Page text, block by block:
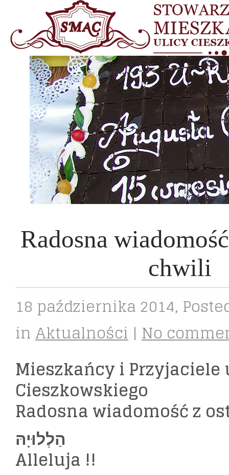
Radosna
chwili
18 października 2014,
inAktualności | No
Mieszkańcy i
Cieszkowskiego
Radosna wiadomość z
הַלְלוּיָהּ
Alleluja !!